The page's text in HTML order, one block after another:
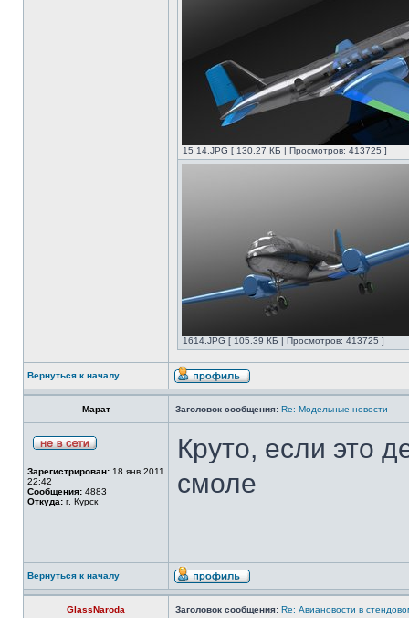
15 14.JPG [ 130.27 КБ | Просмотров: 413725 ]
1614.JPG [ 105.39 КБ | Просмотров: 413725 ]
Вернуться к началу
Марат Заголовок сообщения: Re: Модельные новости
Зарегистрирован: 18 янв 2011
22:42
Сообщения: 4883
Откуда: г. Курск
Круто, если это
смоле
Вернуться к началу
GlassNaroda Заголовок сообщения: Re: Авиановости в